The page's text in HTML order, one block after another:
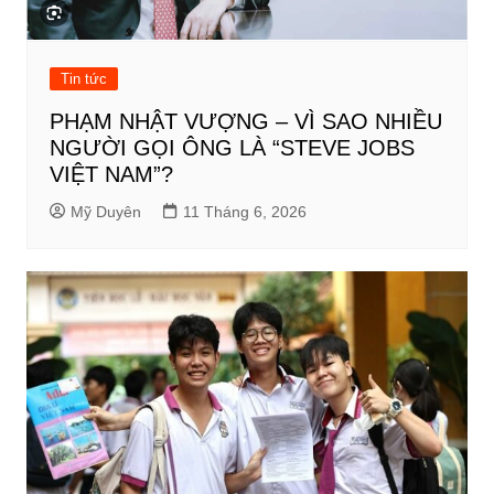
Tin tức
PHẠM NHẬT VƯỢNG – VÌ SAO NHIỀU
NGƯỜI GỌI ÔNG LÀ “STEVE JOBS
VIỆT NAM”?
Mỹ Duyên 11 Tháng 6, 2026